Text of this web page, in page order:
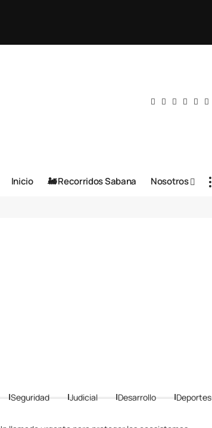
Inicio 🚂 Recorridos Sabana Nosotros
Seguridad Judicial Desarrollo Deportes